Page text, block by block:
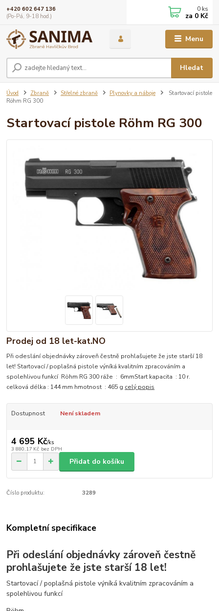
Menu
Hledat
+420 602 647 136
(Po-Pá, 9-18 hod.)
0 ks
za 0 Kč
Úvod Zbraně Střelné zbraně Plynovky a náboje
Startovací pistole
Röhm RG 300
Startovací pistole Röhm RG 300
Prodej od 18 let-kat.NO
Při odeslání objednávky zároveň čestně prohlašujete že jste starší 18
let! Startovací / poplašná pistole výníká kvalitním zpracováním a
spolehlivou funkcí Röhm RG 300 ráže : 6mmStart kapacita : 10 r.
celková délka : 144 mm hmotnost : 465 g celý popis
Dostupnost Není skladem
4 695 Kč/ks
3 880,17 Kč bez DPH
Přidat do košíku
Číslo produktu: 3289
Kompletní specifikace
Při odeslání objednávky zároveň čestně
prohlašujete že jste starší 18 let!
Startovací / poplašná pistole výníká kvalitním zpracováním a
spolehlivou funkcí